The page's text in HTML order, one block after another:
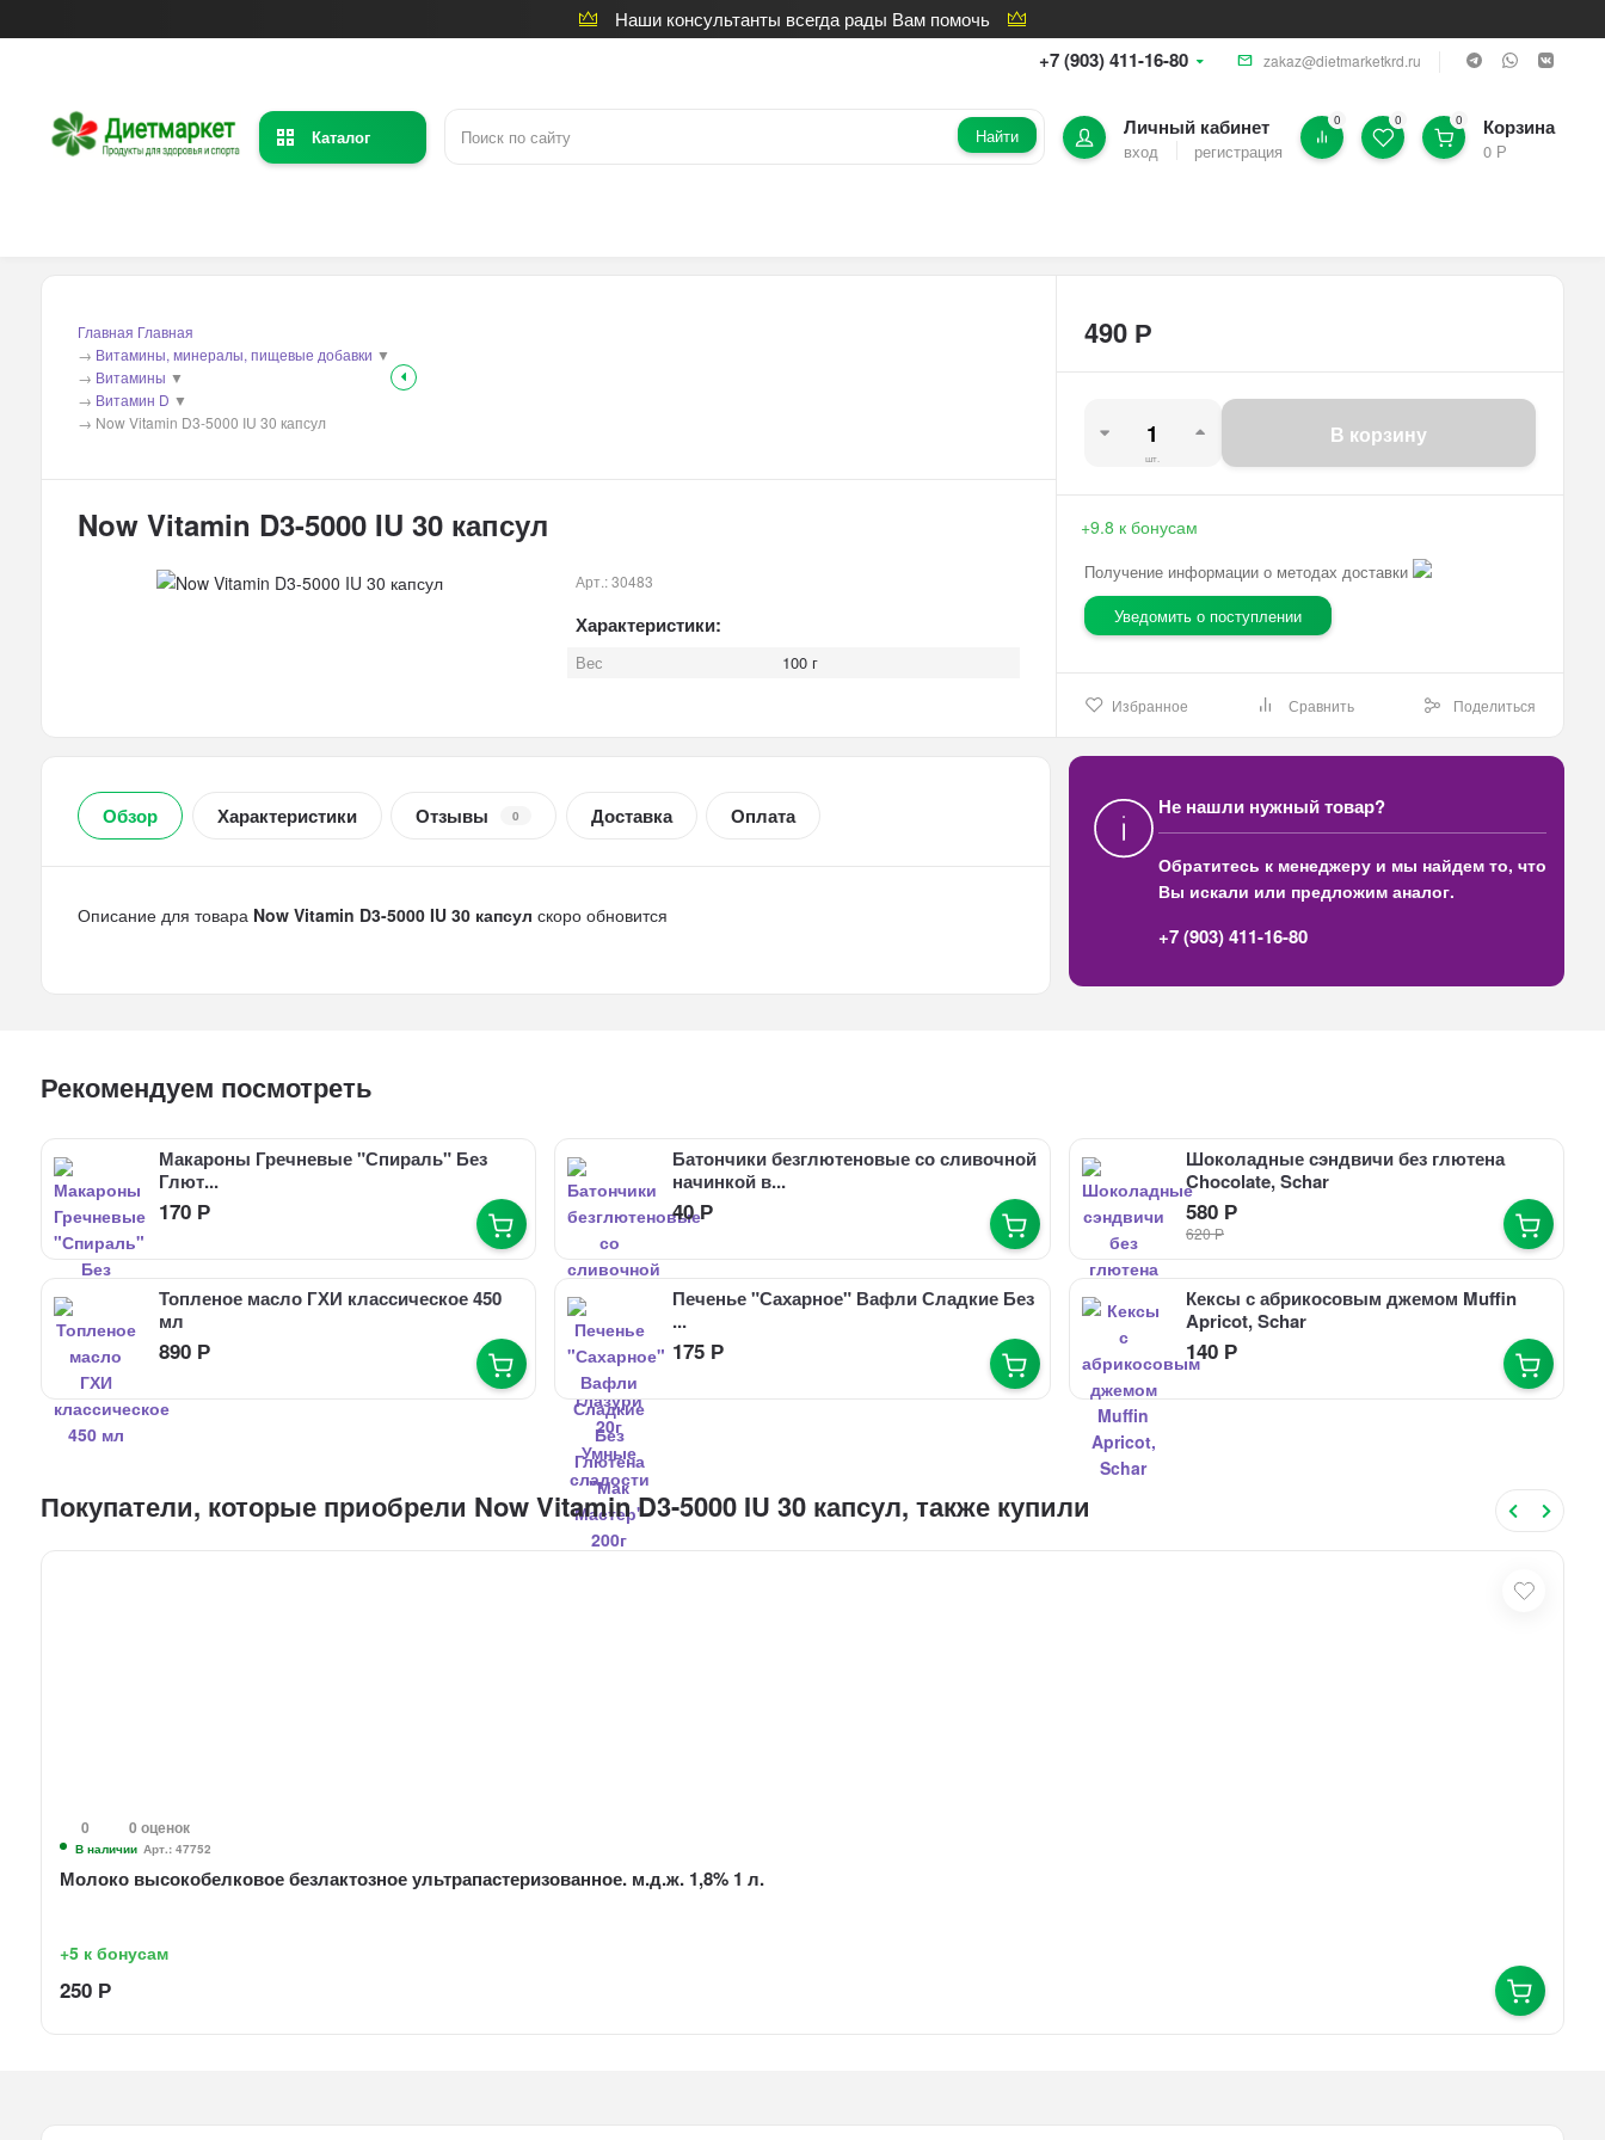
Наши консультанты всегда рады Вам помочь
+7 (903) 411-16-80 zakaz@dietmarketkrd.ru
Каталог Найти Личный кабинет
вход регистрация
0 0 0 Корзина
0 Р
Главная Главная
→ Витамины, минералы, пищевые добавки ▼
→ Витамины ▼
→ Витамин D ▼
→ Now Vitamin D3-5000 IU 30 капсул
Now Vitamin D3-5000 IU 30 капсул
Арт.:30483
Характеристики:
Вес 100 г
490 Р
шт.
В корзину
+9.8 к бонусам
Избранное Сравнить Поделиться
Получение информации о методах доставки
Уведомить о поступлении
Обзор Характеристики Отзывы 0 Доставка Оплата
Описание для товара Now Vitamin D3-5000 IU 30 капсул скоро обновится
Не нашли нужный товар?
Обратитесь к менеджеру и мы найдем то, что
Вы искали или предложим аналог.
+7 (903) 411-16-80
Рекомендуем посмотреть
Макароны Гречневые "Спираль" Без
Глют...
170 Р
Батончики безглютеновые со сливочной
начинкой в...
40Р
Шоколадные сэндвичи без глютена
Chocolate, Schar
580 Р
620Р
Топленое масло ГХИ классическое 450
мл
890 Р
Печенье "Сахарное" Вафли Сладкие Без
...
175 Р
Кексы с абрикосовым джемом Muffin
Apricot, Schar
140 Р
Покупатели, которые приобрели Now Vitamin D3-5000 IU 30 капсул, также купили
0 0 оценок
В наличии Арт.: 47752
Молоко высокобелковое безлактозное ультрапастеризованное. м.д.ж. 1,8% 1 л.
+5 к бонусам
250 Р